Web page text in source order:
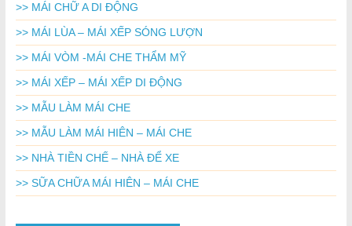
>> MÁI CHỮ A DI ĐỘNG
>> MÁI LÙA – MÁI XẾP SÓNG LƯỢN
>> MÁI VÒM -MÁI CHE THẨM MỸ
>> MÁI XẾP – MÁI XẾP DI ĐỘNG
>> MẪU LÀM MÁI CHE
>> MẪU LÀM MÁI HIÊN – MÁI CHE
>> NHÀ TIỀN CHẾ – NHÀ ĐỂ XE
>> SỮA CHỮA MÁI HIÊN – MÁI CHE